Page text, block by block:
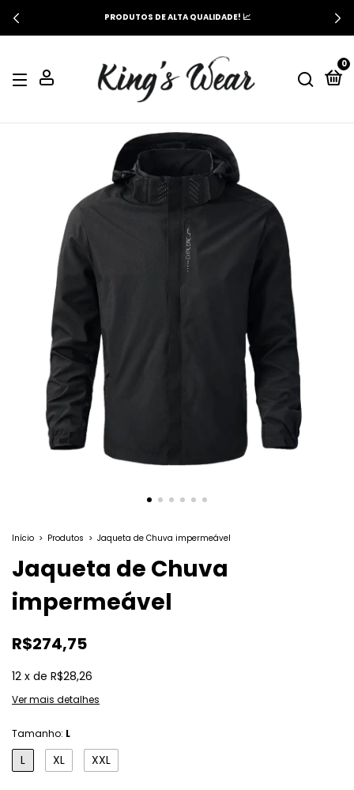
PRODUTOS DE ALTA QUALIDADE! 📈
0
Início > Produtos > Jaqueta de Chuva impermeável
Jaqueta de Chuva
impermeável
R$274,75
12 x de R$28,26
Ver mais detalhes
Tamanho: L
L XL XXL